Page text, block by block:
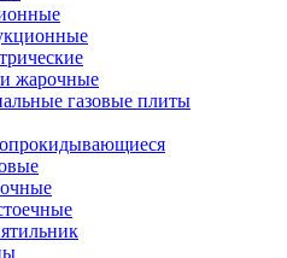
жарочные
газовые плиты